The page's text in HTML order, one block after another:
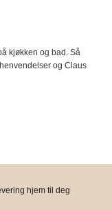
kjøkken og bad. Så
og Claus
hjem til deg